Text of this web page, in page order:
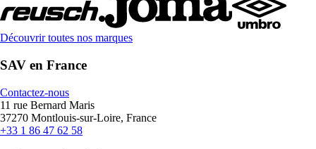
Découvrir toutes nos marques
SAV en France
Contactez-nous
11 rue Bernard Maris
37270 Montlouis-sur-Loire, France
+33 1 86 47 62 58